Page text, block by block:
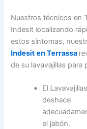
Nuestros técnicos en
Indesit localizando
estos síntomas,
Indesit en Terrassa
de su lavavajillas para
El
deshace
el jabón.